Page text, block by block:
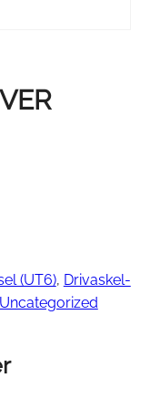
(UT6), Drivaskel-
Uncategorized